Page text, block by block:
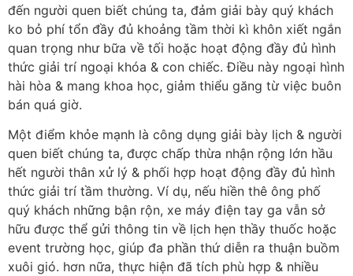
đến người quen biết chúng ta, đảm giải bày quý khách
ko bỏ phí tổn đầy đủ khoảng tầm thời kì khôn xiết ngắn
quan trọng như bữa về tối hoặc hoạt động đầy đủ hình
thức giải trí ngoại khóa & con chiếc. Điều này ngoại hình
hài hòa & mang khoa học, giảm thiểu găng từ việc buôn
bán quá giờ.
Một điểm khỏe mạnh là công dụng giải bày lịch & người
quen biết chúng ta, được chấp thừa nhận rộng lớn hầu
hết người thân xử lý & phối hợp hoạt động đầy đủ hình
thức giải trí tầm thường. Ví dụ, nếu hiền thê ông phố
quý khách những bận rộn, xe máy điện tay ga vẫn sở
hữu được thể gửi thông tin về lịch hẹn thầy thuốc hoặc
event trường học, giúp đa phần thứ diễn ra thuận buồm
xuôi gió. hơn nữa, thực hiện đã tích phù hợp & nhiều